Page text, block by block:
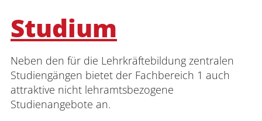
Studium
Neben den für die Lehrkräftebildung zentralen
Studiengängen bietet der Fachbereich 1 auch
attraktive nicht lehramtsbezogene
Studienangebote an.